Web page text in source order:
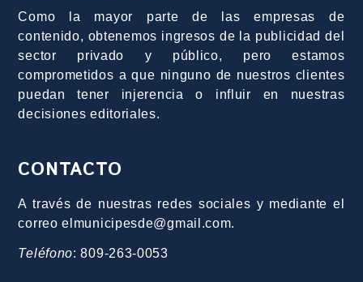
Como la mayor parte de las empresas de
contenido, obtenemos ingresos de la publicidad del
sector privado y público, pero estamos
comprometidos a que ninguno de nuestros clientes
puedan tener injerencia o influir en nuestras
decisiones editoriales.
CONTACTO
A través de nuestras redes sociales y mediante el
correo elmunicipesde@gmail.com.
Teléfono: 809-263-0053